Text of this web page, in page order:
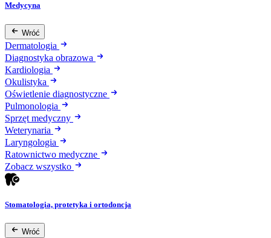
Medycyna
Wróć
Dermatologia
Diagnostyka obrazowa
Kardiologia
Okulistyka
Oświetlenie diagnostyczne
Pulmonologia
Sprzęt medyczny
Weterynaria
Laryngologia
Ratownictwo medyczne
Zobacz wszystko
Stomatologia, protetyka i ortodoncja
Wróć